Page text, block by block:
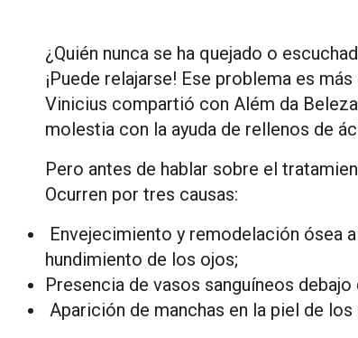
¿Quién nunca se ha quejado o
¡Puede relajarse! Ese problema es
Vinicius compartió con Além da
molestia con la ayuda de rellenos de
Pero antes de hablar sobre el
Ocurren por tres causas:
Envejecimiento y remodelación ósea
hundimiento de los ojos;
Presencia de vasos sanguíneos
Aparición de manchas en la piel de los